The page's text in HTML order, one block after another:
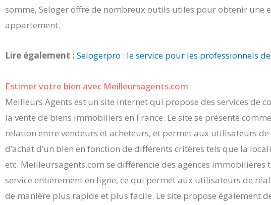
somme, Seloger offre de nombreux outils utiles pour obtenir une
appartement.
Lire également : Selogerpro : le service pour les professionnels
Estimer votre bien avec Meilleursagents.com
Meilleurs Agents est un site internet qui propose des services de
la vente de biens immobiliers en France. Le site se présente
relation entre vendeurs et acheteurs, et permet aux utilisateurs
d’achat d’un bien en fonction de différents critères tels que la
etc. Meilleursagents.com se différencie des agences
service entièrement en ligne, ce qui permet aux utilisateurs de
de manière plus rapide et plus facile. Le site propose également